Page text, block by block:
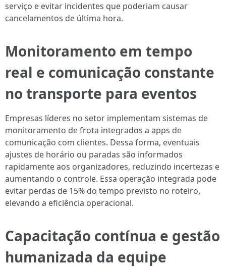
serviço e evitar incidentes que poderiam causar
cancelamentos de última hora.
Monitoramento em tempo
real e comunicação constante
no transporte para eventos
Empresas líderes no setor implementam sistemas de
monitoramento de frota integrados a apps de
comunicação com clientes. Dessa forma, eventuais
ajustes de horário ou paradas são informados
rapidamente aos organizadores, reduzindo incertezas e
aumentando o controle. Essa operação integrada pode
evitar perdas de 15% do tempo previsto no roteiro,
elevando a eficiência operacional.
Capacitação contínua e gestão
humanizada da equipe